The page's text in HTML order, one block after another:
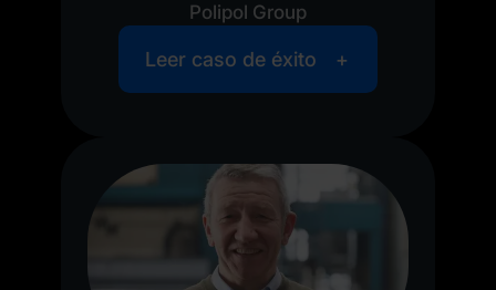
Polipol Group
Leer caso de éxito